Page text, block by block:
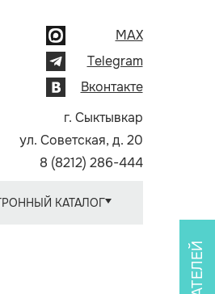
MAX
Telegram
Вконтакте
г. Сыктывкар
ул. Советская, д. 20
8 (8212) 286-444
КАТАЛОГ